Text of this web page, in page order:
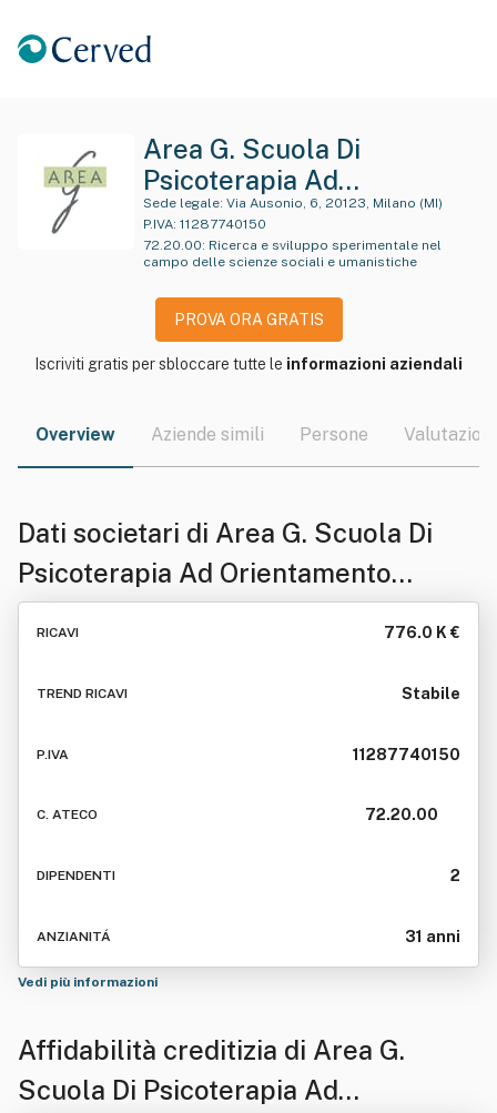
Area G. Scuola Di
Psicoterapia Ad
Orientamento
Psicoanalitico Per
Adolescenti Ed Adulti Srl
Sede legale: Via Ausonio, 6, 20123, Milano (MI)
P.IVA: 11287740150
72.20.00: Ricerca e sviluppo sperimentale nel
campo delle scienze sociali e umanistiche
PROVA ORA GRATIS
Iscriviti gratis per sbloccare tutte le informazioni aziendali
Overview Aziende simili Persone Valutazioni
Dati societari di Area G. Scuola Di
Psicoterapia Ad Orientamento
Psicoanalitico Per Adolescenti Ed
RICAVI 776.0 K €
TREND RICAVI Stabile
P.IVA 11287740150
C. ATECO 72.20.00
DIPENDENTI 2
ANZIANITÁ 31 anni
Vedi più informazioni
Affidabilità creditizia di Area G.
Scuola Di Psicoterapia Ad